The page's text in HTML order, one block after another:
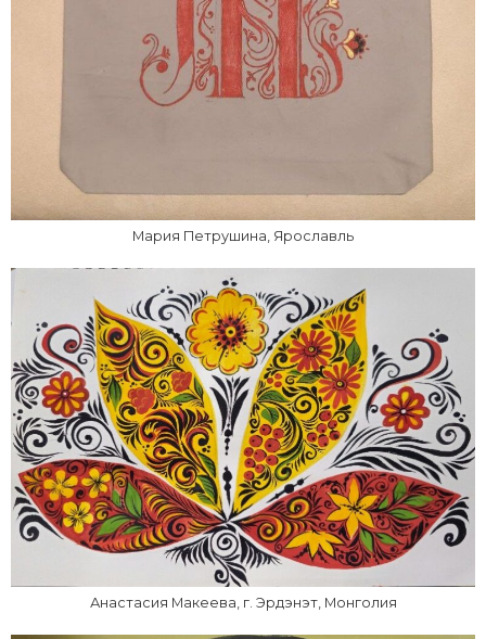
Мария Петрушина, Ярославль
Анастасия Макеева, г. Эрдэнэт, Монголия